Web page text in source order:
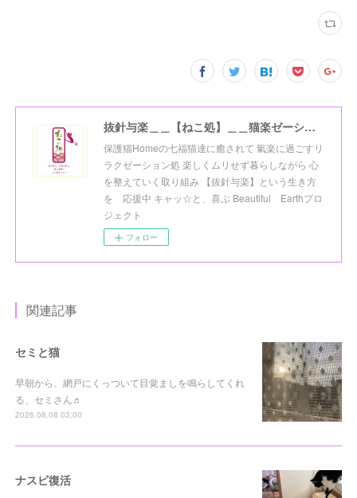
抜針与楽＿＿【ねこ処】＿＿猫楽ゼーションHome☆
保護猫Homeの七福猫達に癒されて 氣楽に過ごすリ
ラクゼーション処 楽しくムリせず暮らしながら 心
を整えていく取り組み 【抜針与楽】という生き方
を 応援中 キャッ☆と、喜ぶ Beautiful Earthプロ
ジェクト
フォロー
関連記事
セミと猫
早朝から、網戸にくっついて目覚ましを鳴らしてくれ
る、セミさん♬
2026.08.08 03:00
ナスビ復活